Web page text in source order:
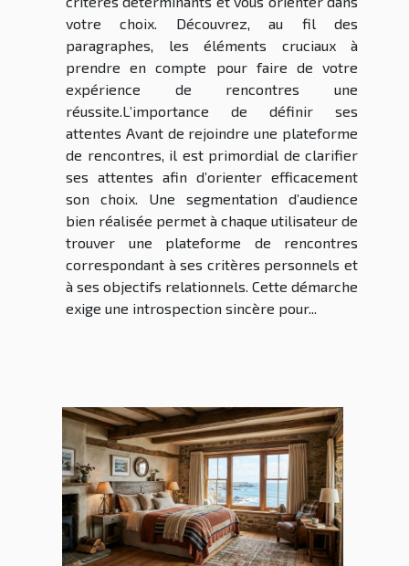
votre choix. Découvrez, au fil des
paragraphes, les éléments cruciaux à
prendre en compte pour faire de votre
expérience de rencontres une
réussite.L’importance de définir ses
attentes Avant de rejoindre une plateforme
de rencontres, il est primordial de clarifier
ses attentes afin d’orienter efficacement
son choix. Une segmentation d’audience
bien réalisée permet à chaque utilisateur de
trouver une plateforme de rencontres
correspondant à ses critères personnels et
à ses objectifs relationnels. Cette démarche
exige une introspection sincère pour...